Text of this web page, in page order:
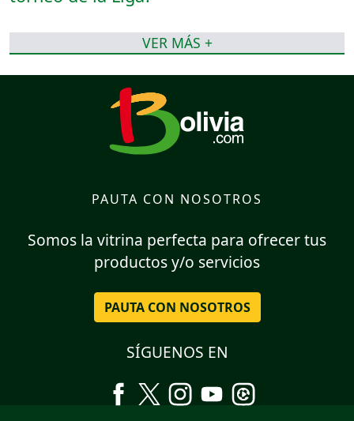
VER MÁS +
PAUTA CON NOSOTROS
Somos la vitrina perfecta para ofrecer tus
productos y/o servicios
PAUTA CON NOSOTROS
SÍGUENOS EN